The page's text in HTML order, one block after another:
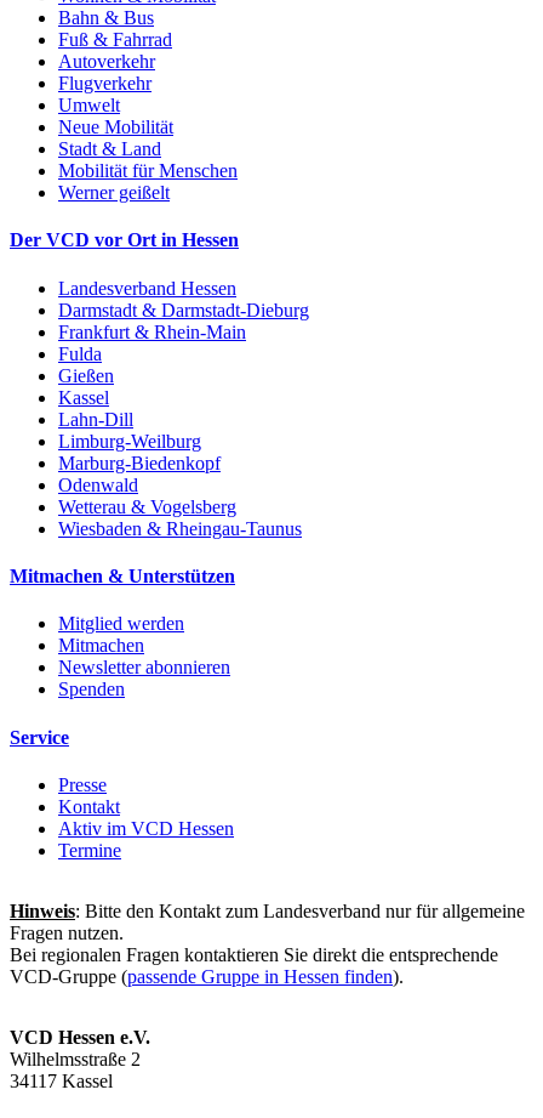
Bahn & Bus
Fuß & Fahrrad
Autoverkehr
Flugverkehr
Umwelt
Neue Mobilität
Stadt & Land
Mobilität für Menschen
Werner geißelt
Der VCD vor Ort in Hessen
Landesverband Hessen
Darmstadt & Darmstadt-Dieburg
Frankfurt & Rhein-Main
Fulda
Gießen
Kassel
Lahn-Dill
Limburg-Weilburg
Marburg-Biedenkopf
Odenwald
Wetterau & Vogelsberg
Wiesbaden & Rheingau-Taunus
Mitmachen & Unterstützen
Mitglied werden
Mitmachen
Newsletter abonnieren
Spenden
Service
Presse
Kontakt
Aktiv im VCD Hessen
Termine
Hinweis: Bitte den Kontakt zum Landesverband nur für allgemeine
Fragen nutzen.
Bei regionalen Fragen kontaktieren Sie direkt die entsprechende
VCD-Gruppe (passende Gruppe in Hessen finden).
VCD Hessen e.V.
Wilhelmsstraße 2
34117 Kassel